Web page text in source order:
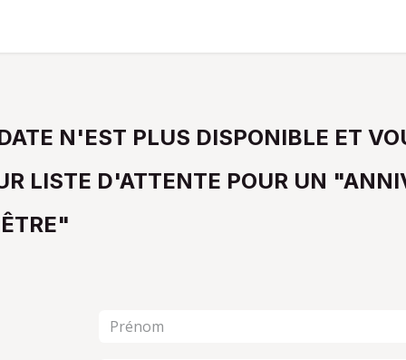
N'EST PLUS DISPONIBLE ET
LISTE D'ATTENTE POUR UN